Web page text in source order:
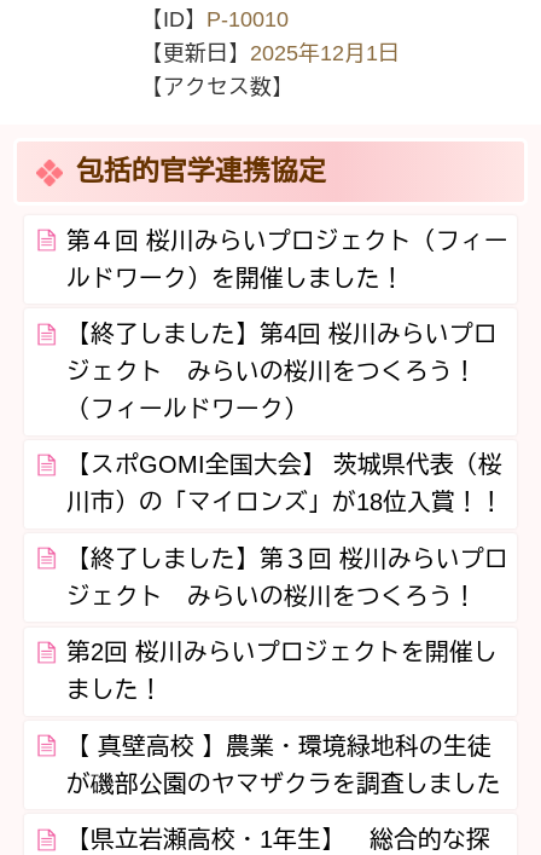
【ID】 P-10010
【更新日】 2025年12月1日
【アクセス数】
包括的官学連携協定
第４回 桜川みらいプロジェクト（フィー
ルドワーク）を開催しました！
【終了しました】第4回 桜川みらいプロ
ジェクト みらいの桜川をつくろう！
（フィールドワーク）
【スポGOMI全国大会】 茨城県代表（桜
川市）の「マイロンズ」が18位入賞！！
【終了しました】第３回 桜川みらいプロ
ジェクト みらいの桜川をつくろう！
第2回 桜川みらいプロジェクトを開催し
ました！
【 真壁高校 】農業・環境緑地科の生徒
が磯部公園のヤマザクラを調査しました
【県立岩瀬高校・1年生】 総合的な探